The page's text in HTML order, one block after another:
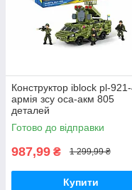
Конструктор iblock pl-
армія зсу оса-акм 805
деталей
Готово до відправки
987,99 ₴ 1 299,99 ₴
Купити